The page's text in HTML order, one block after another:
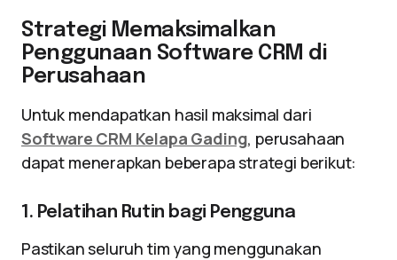
Strategi Memaksimalkan
Penggunaan Software CRM di
Perusahaan
Untuk mendapatkan hasil maksimal dari
Software CRM Kelapa Gading, perusahaan
dapat menerapkan beberapa strategi berikut:
1. Pelatihan Rutin bagi Pengguna
Pastikan seluruh tim yang menggunakan